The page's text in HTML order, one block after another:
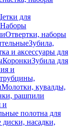
для
Наборы
Отвертки, наборы
Зубила,
и аксессуары для
КоронкиЗубила для
и
Молотки, кувалды,
рашпили
и
полотна для
насадки,